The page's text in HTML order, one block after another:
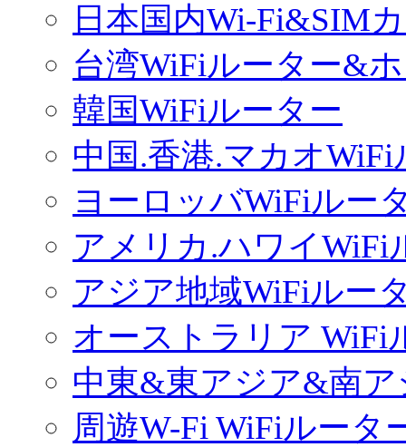
日本国内Wi-Fi&SIM
台湾WiFiルーター&
韓国WiFiルーター
中国.香港.マカオWiFi
ヨーロッバWiFiルー
アメリカ.ハワイWiFi
アジア地域WiFiルー
オーストラリア WiFi
中東&東アジア&南
周遊W-Fi WiFiルータ